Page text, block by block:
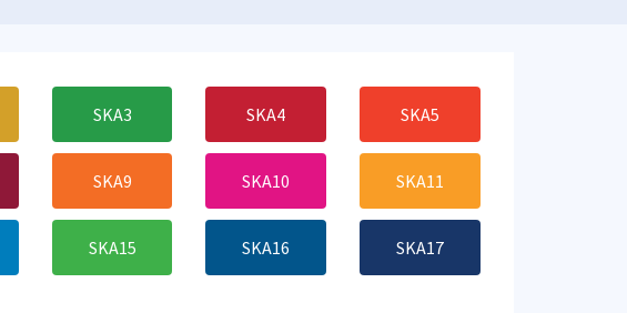
SKA3 SKA4 SKA5
SKA9 SKA10 SKA11
SKA15 SKA16 SKA17